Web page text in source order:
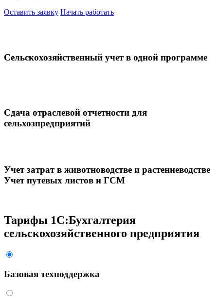
Оставить заявку Начать работать
Сельскохозяйственный учет в одной программе
Сдача отраслевой отчетности для
сельхозпредприятий
Учет затрат в животноводстве и растениеводстве
Учет путевых листов и ГСМ
Тарифы 1С:Бухгалтерия
сельскохозяйственного предприятия
Базовая техподдержка